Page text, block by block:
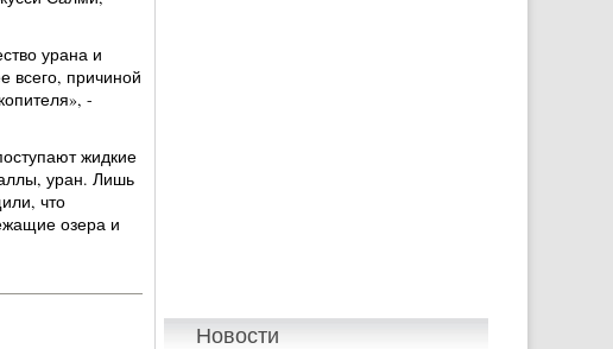
Новости
урана и
всего, причиной
-
жидкие
уран. Лишь
что
озера и